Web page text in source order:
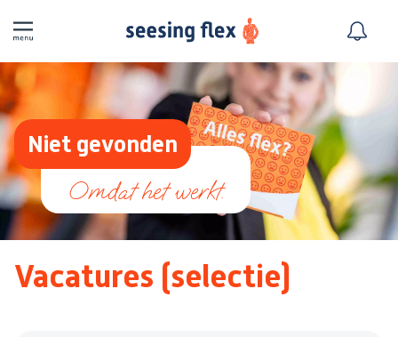
Niet gevonden
Vacatures (selectie)